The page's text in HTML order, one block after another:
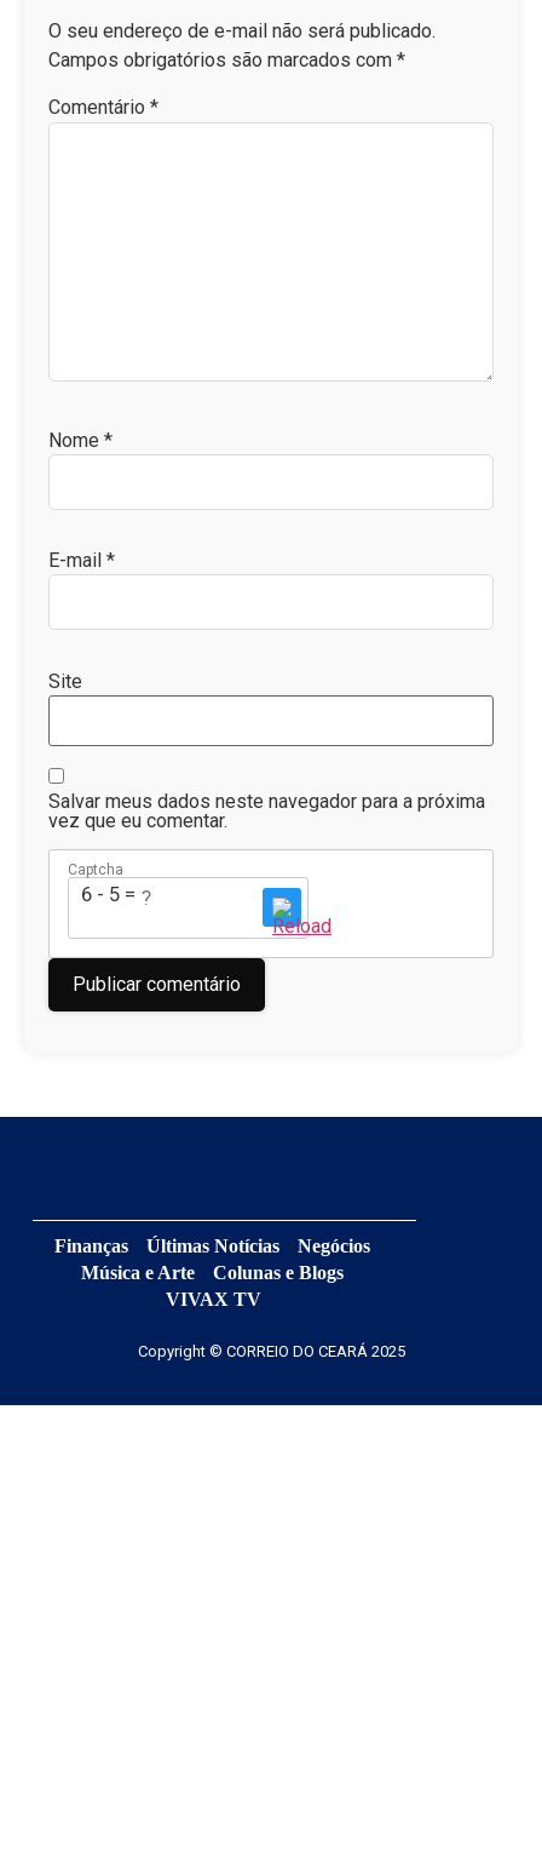
O seu endereço de e-mail não será publicado.
Campos obrigatórios são marcados com *
Comentário *
Nome *
E-mail *
Site
Salvar meus dados neste navegador para a próxima
vez que eu comentar.
Captcha
6 - 5 = ?
Finanças Últimas Notícias
Negócios
Música e Arte
Colunas e Blogs
VIVAX TV
Copyright © CORREIO DO CEARÁ 2025